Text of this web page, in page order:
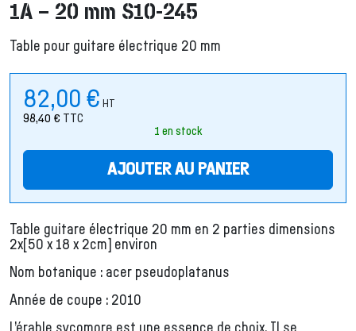
1A – 20 mm S10-245
Table pour guitare électrique 20 mm
82,00 € HT
98,40 € TTC
1 en stock
AJOUTER AU PANIER
Table guitare électrique 20 mm en 2 parties dimensions
2x[50 x 18 x 2cm] environ
Nom botanique : acer pseudoplatanus
Année de coupe : 2010